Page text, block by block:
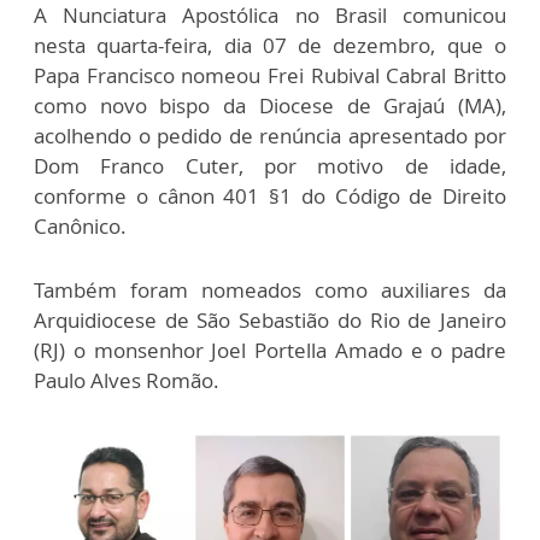
A Nunciatura Apostólica no Brasil comunicou
nesta quarta-feira, dia 07 de dezembro, que o
Papa Francisco nomeou Frei Rubival Cabral Britto
como novo bispo da Diocese de Grajaú (MA),
acolhendo o pedido de renúncia apresentado por
Dom Franco Cuter, por motivo de idade,
conforme o cânon 401 §1 do Código de Direito
Canônico.
Também foram nomeados como auxiliares da
Arquidiocese de São Sebastião do Rio de Janeiro
(RJ) o monsenhor Joel Portella Amado e o padre
Paulo Alves Romão.